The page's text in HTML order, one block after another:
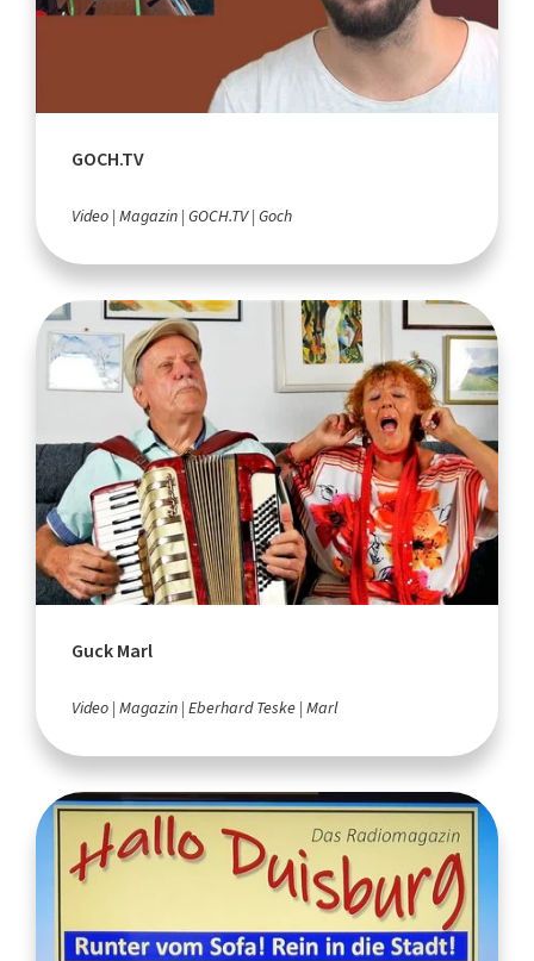
GOCH.TV
Video Magazin GOCH.TV Goch
Guck Marl
Video Magazin Eberhard Teske Marl